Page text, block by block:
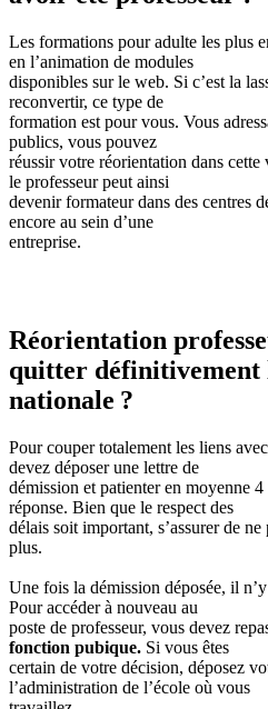
Les formations pour adulte les plus
en l’animation de modules
disponibles sur le web. Si c’est la
reconvertir, ce type de
formation est pour vous. Vous
publics, vous pouvez
réussir votre réorientation dans
le professeur peut ainsi
devenir formateur dans des centres
encore au sein d’une
entreprise.
Réorientation
quitter définitivement
nationale ?
Pour couper totalement les liens avec
devez déposer une lettre de
démission et patienter en moyenne
réponse. Bien que le respect des
délais soit important, s’assurer de ne
plus.
Une fois la démission déposée, il
Pour accéder à nouveau au
poste de professeur, vous devez
fonction pubique. Si vous êtes
certain de votre décision, déposez
l’administration de l’école où vous